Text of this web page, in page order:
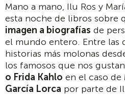
Mano a mano, Ilu Ros y
esta noche de libros sobre
imagen a biografías de
el mundo entero. Entre las
historias más molonas
los famosos que nos
o Frida Kahlo en el caso de
García Lorca por parte de